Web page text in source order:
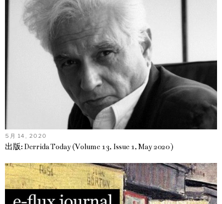
5月 14, 2020
出版: Derrida Today (Volume 13, Issue 1, May 2020 )